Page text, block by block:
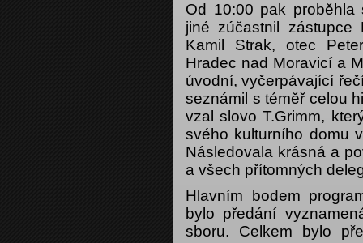
Od 10:00 pak proběhla
jiné zúčastnil zástupce
Kamil Strak, otec
Hradec nad Moravicí a
úvodní, vyčerpávající
seznámil s téměř celou
vzal slovo T.Grimm,
svého kulturního domu
Následovala krásná a
a všech přítomných
Hlavním bodem
bylo předání
sboru. Celkem bylo